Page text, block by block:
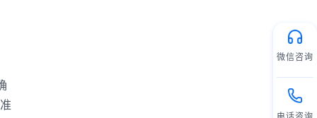
微信咨询
电话咨询